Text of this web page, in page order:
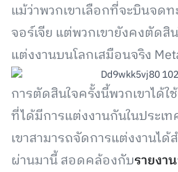
แม้ว่าพวกเขาเลือกที่จะบินจด
จอร์เจีย แต่พวกเขายังคงตัดสิ
แต่งงานบนโลกเสมือนจริง
การตัดสินใจครั้งนี้พวกเขาได้ใ
ที่ได้มีการแต่งงานกันในประเ
เขาสามารถจัดการแต่งงานได้
ผ่านมานี้ สอดคล้องกับรายงาน